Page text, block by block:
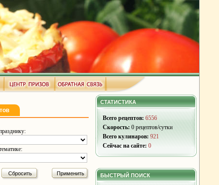
Сбросить Применить
СТАТИСТИКА
Всего рецептов: 6556
Скорость:0 рецептов/сутки
Всего кулинаров: 921
Сейчас на сайте: 0
БЫСТРЫЙ ПОИСК